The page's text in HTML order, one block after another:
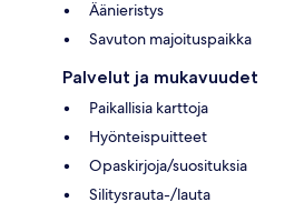
Äänieristys
Savuton majoituspaikka
Palvelut ja mukavuudet
Paikallisia karttoja
Hyönteispuitteet
Opaskirjoja/suosituksia
Silitysrauta-/lauta